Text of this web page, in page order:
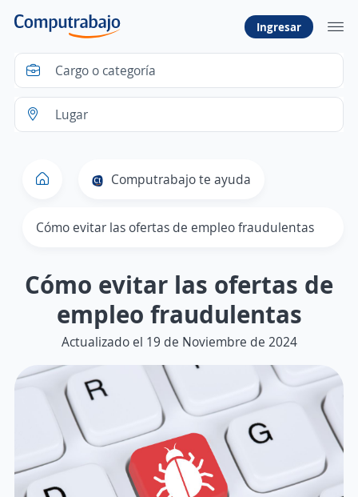
Ingresar
Computrabajo te ayuda
Cómo evitar las ofertas de empleo fraudulentas
Cómo evitar las ofertas de
empleo fraudulentas
Actualizado el 19 de Noviembre de 2024